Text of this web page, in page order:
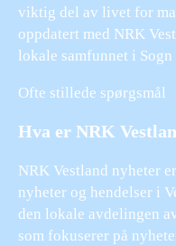
viktig del av livet for
oppdatert med NRK
lokale samfunnet i Sogn
Ofte stillede spørgsmål
Hva er NRK
NRK Vestland nyheter
nyheter og hendelser i
den lokale avdelingen
som fokuserer på